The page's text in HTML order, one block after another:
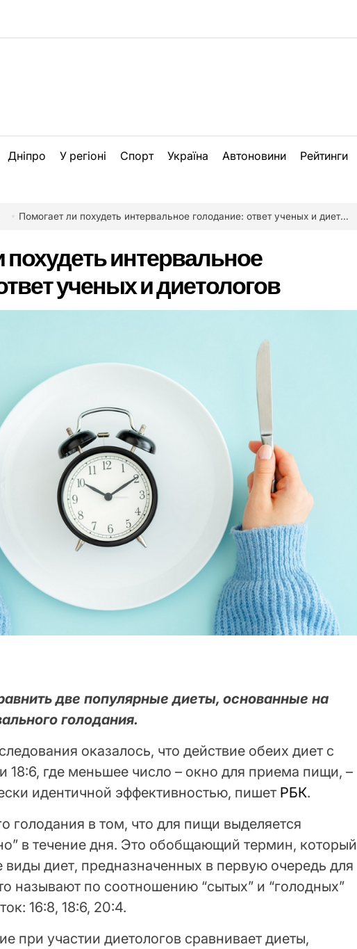
Дніпро У регіоні Спорт Україна Автоновини Рейтинги
Помогает ли похудеть интервальное голодание: ответ ученых и диетологов
похудеть интервальное
ученых и диетологов
две популярные диеты, основанные на
голодания.
оказалось, что действие обеих диет с
18:6, где меньшее число – окно для приема пищи, –
идентичной эффективностью, пишет РБК.
голодания в том, что для пищи выделяется
в течение дня. Это обобщающий термин, который
виды диет, предназначенных в первую очередь для
называют по соотношению “сытых” и “голодных”
16:8, 18:6, 20:4.
при участии диетологов сравнивает диеты,